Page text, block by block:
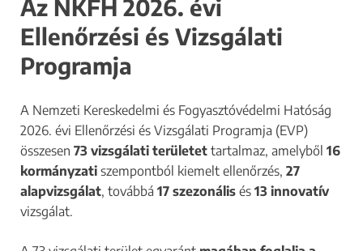
Az NKFH 2026. évi
Ellenőrzési és Vizsgálati
Programja
A Nemzeti Kereskedelmi és Fogyasztóvédelmi Hatóság
2026. évi Ellenőrzési és Vizsgálati Programja (EVP)
összesen 73 vizsgálati területet tartalmaz, amelyből 16
kormányzati szempontból kiemelt ellenőrzés, 27
alapvizsgálat, továbbá 17 szezonális és 13 innovatív
vizsgálat.